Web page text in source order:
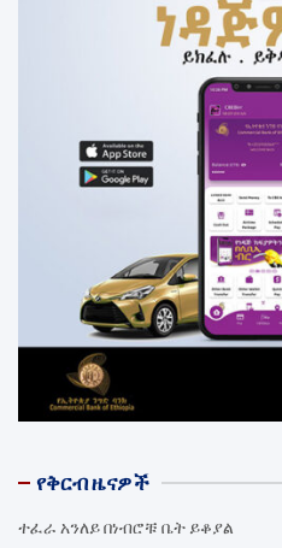
የቅርብ ዜናዎች
ተፈራ አንለይ በነብሮቹ ቤት ይቆያል